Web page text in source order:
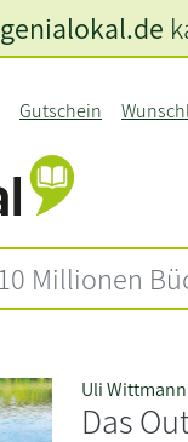
Gutschein
genialokal.de
Uli Wittmann
Das